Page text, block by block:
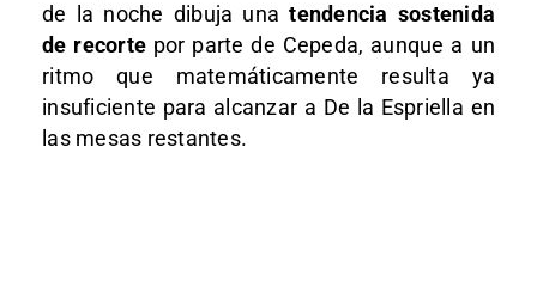
de la noche dibuja unatendencia sostenida
de recorte por parte de Cepeda, aunque a un
ritmo que matemáticamente resulta ya
insuficiente para alcanzar a De la Espriella en
las mesas restantes.